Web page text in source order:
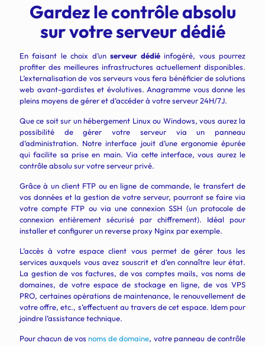
Gardez le contrôle absolu
sur votre serveur dédié
En faisant le choix d’unserveur dédiéinfogéré, vous pourrez
profiter des meilleures infrastructures actuellement disponibles.
L’externalisation de vos serveurs vous fera bénéficier de solutions
web avant-gardistes et évolutives. Anagramme vous donne les
pleins moyens de gérer et d’accéder à votre serveur 24H/7J.
Que ce soit sur un hébergement Linux ou Windows, vous aurez la
possibilité de gérer votre serveur via un panneau
d’administration. Notre interface jouit d’une ergonomie épurée
qui facilite sa prise en main. Via cette interface, vous aurez le
contrôle absolu sur votre serveur privé.
Grâce à un client FTP ou en ligne de commande, le transfert de
vos données et la gestion de votre serveur, pourront se faire via
votre compte FTP ou via une connexionSSH (un protocole de
connexion entièrement sécurisé par chiffrement). Idéal pour
installer et configurer un reverse proxy Nginx par exemple.
L’accès à votre espace client vous permet de gérer tous les
services auxquels vous avez souscrit et d’en connaître leur état.
La gestion de vos factures, de vos comptes mails, vos noms de
domaines, de votre espace de stockage en ligne, de vos VPS
PRO, certaines opérations de maintenance, le renouvellement de
votre offre, etc., s’effectuent au travers de cet espace. Idem pour
joindre l’assistance technique.
Pour chacun de vos noms de domaine, votre panneau de contrôle